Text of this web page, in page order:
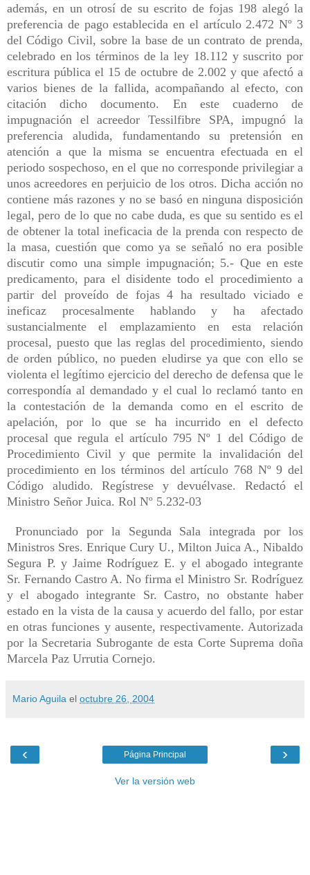
además, en un otrosí de su escrito de fojas 198 alegó la
preferencia de pago establecida en el artículo 2.472 Nº 3
del Código Civil, sobre la base de un contrato de prenda,
celebrado en los términos de la ley 18.112 y suscrito por
escritura pública el 15 de octubre de 2.002 y que afectó a
varios bienes de la fallida, acompañando al efecto, con
citación dicho documento. En este cuaderno de
impugnación el acreedor Tessilfibre SPA, impugnó la
preferencia aludida, fundamentando su pretensión en
atención a que la misma se encuentra efectuada en el
periodo sospechoso, en el que no corresponde privilegiar a
unos acreedores en perjuicio de los otros. Dicha acción no
contiene más razones y no se basó en ninguna disposición
legal, pero de lo que no cabe duda, es que su sentido es el
de obtener la total ineficacia de la prenda con respecto de
la masa, cuestión que como ya se señaló no era posible
discutir como una simple impugnación; 5.- Que en este
predicamento, para el disidente todo el procedimiento a
partir del proveído de fojas 4 ha resultado viciado e
ineficaz procesalmente hablando y ha afectado
sustancialmente el emplazamiento en esta relación
procesal, puesto que las reglas del procedimiento, siendo
de orden público, no pueden eludirse ya que con ello se
violenta el legítimo ejercicio del derecho de defensa que le
correspondía al demandado y el cual lo reclamó tanto en
la contestación de la demanda como en el escrito de
apelación, por lo que se ha incurrido en el defecto
procesal que regula el artículo 795 Nº 1 del Código de
Procedimiento Civil y que permite la invalidación del
procedimiento en los términos del artículo 768 Nº 9 del
Código aludido. Regístrese y devuélvase. Redactó el
Ministro Señor Juica. Rol Nº 5.232-03
Pronunciado por la Segunda Sala integrada por los
Ministros Sres. Enrique Cury U., Milton Juica A., Nibaldo
Segura P. y Jaime Rodríguez E. y el abogado integrante
Sr. Fernando Castro A. No firma el Ministro Sr. Rodríguez
y el abogado integrante Sr. Castro, no obstante haber
estado en la vista de la causa y acuerdo del fallo, por estar
en otras funciones y ausente, respectivamente. Autorizada
por la Secretaria Subrogante de esta Corte Suprema doña
Marcela Paz Urrutia Cornejo.
Mario Aguila el octubre 26, 2004
‹ ›
Página Principal
Ver la versión web